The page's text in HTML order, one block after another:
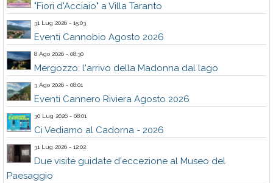
"Fiori d'Acciaio" a Villa Taranto
31 Lug 2026 - 15:03
Eventi Cannobio Agosto 2026
8 Ago 2026 - 08:30
Mergozzo: l'arrivo della Madonna dal lago
3 Ago 2026 - 08:01
Eventi Cannero Riviera Agosto 2026
30 Lug 2026 - 08:01
Ci Vediamo al Cadorna - 2026
31 Lug 2026 - 12:02
Due visite guidate d'eccezione al Museo del
Paesaggio